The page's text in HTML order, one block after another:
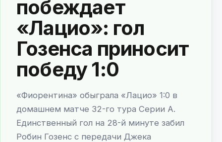
побеждает
«Лацио»: гол
Гозенса приносит
победу 1:0
«Фиорентина» обыграла «Лацио» 1:0 в
домашнем матче 32-го тура Серии А.
Единственный гол на 28-й минуте забил
Робин Гозенс с передачи Джека